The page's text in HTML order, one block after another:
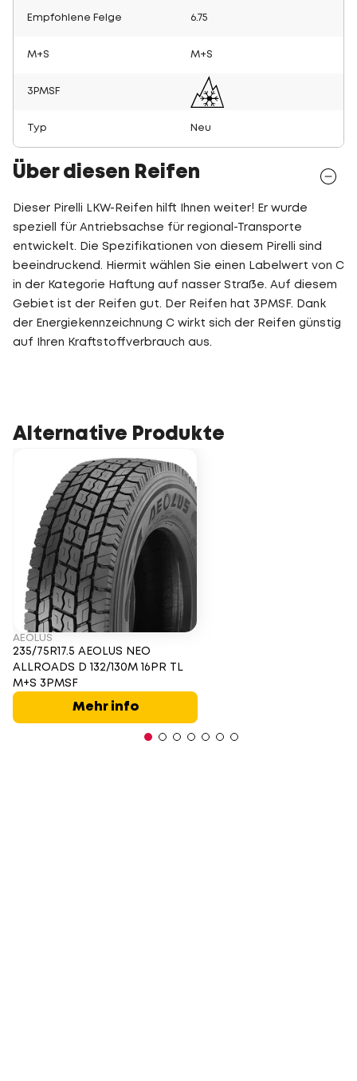
Empfohlene Felge 6.75
M+S M+S
3PMSF
Typ Neu
Über diesen Reifen
Dieser Pirelli LKW-Reifen hilft Ihnen weiter! Er wurde
speziell für Antriebsachse für regional-Transporte
entwickelt. Die Spezifikationen von diesem Pirelli sind
beeindruckend. Hiermit wählen Sie einen Labelwert von C
in der Kategorie Haftung auf nasser Straße. Auf diesem
Gebiet ist der Reifen gut. Der Reifen hat 3PMSF. Dank
der Energiekennzeichnung C wirkt sich der Reifen günstig
auf Ihren Kraftstoffverbrauch aus.
Alternative Produkte
AEOLUS
235/75R17.5 AEOLUS NEO
ALLROADS D 132/130M 16PR TL
M+S 3PMSF
Mehr info